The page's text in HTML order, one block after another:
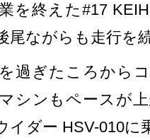
を終えた#17
尾ながらも走行を
過ぎたころから
シンもペースが
イダー HSV-010